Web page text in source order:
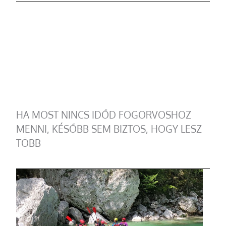
HA MOST NINCS IDŐD FOGORVOSHOZ
MENNI, KÉSŐBB SEM BIZTOS, HOGY LESZ
TÖBB